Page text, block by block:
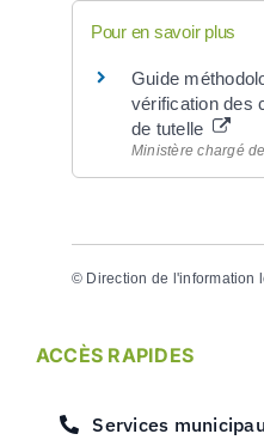
Pour en savoir plus
Guide
vérification des
de tutelle
Ministère chargé
© Direction de l'information
ACCÈS RAPIDES
Services